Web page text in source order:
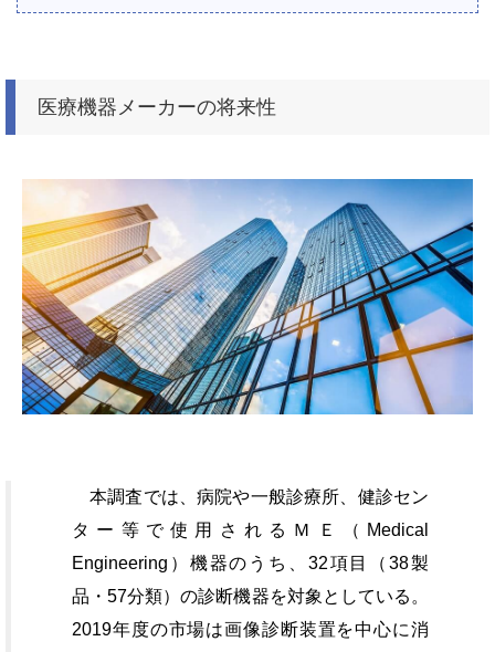
医療機器メーカーの将来性
本調査では、病院や一般診療所、健診セン
ター等で使用されるＭＥ（Medical
Engineering）機器のうち、32項目（38製
品・57分類）の診断機器を対象としている。
2019年度の市場は画像診断装置を中心に消